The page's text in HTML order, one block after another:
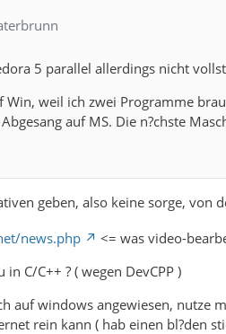
5 parallel allerdings nicht
Win, weil ich zwei Programme
auf MS. Die n?chste
geben, also keine sorge, von
news.php
<= was video-
C/C++ ? ( wegen DevCPP )
auf windows angewiesen, nutze
rein kann ( hab einen bl?den